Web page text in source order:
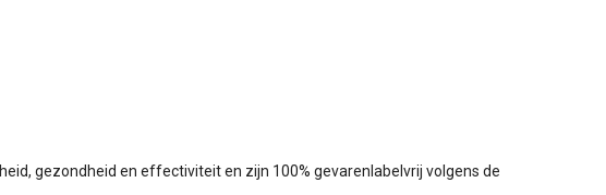
gezondheid en effectiviteit en zijn 100% gevarenlabelvrij volgens de